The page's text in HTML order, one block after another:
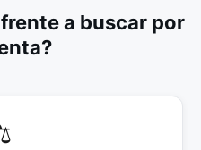
a buscar por